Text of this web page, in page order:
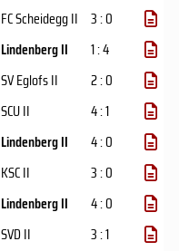
FC Scheidegg II 3 : 0
Lindenberg II
1 : 4
SV Eglofs II
2 : 0
SCU II
4 : 1
Lindenberg II
4 : 0
KSC II
3 : 0
Lindenberg II
4 : 0
SVD II 3 : 1